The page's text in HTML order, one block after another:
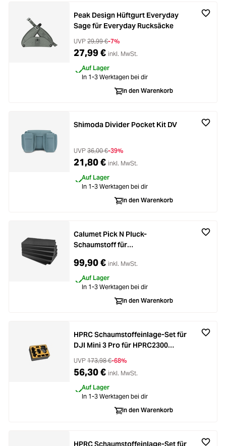
Peak Design Hüftgurt Everyday
Sage für Everyday Rucksäcke
UVP 29,99 €-7%
27,99 € inkl. MwSt.
Auf Lager
In 1-3 Werktagen bei dir
In den Warenkorb
Shimoda Divider Pocket Kit DV
UVP 36,00 €-39%
21,80 € inkl. MwSt.
Auf Lager
In 1-3 Werktagen bei dir
In den Warenkorb
Calumet Pick N Pluck-
Schaumstoff für
99,90 € inkl. MwSt.
Auf Lager
In 1-3 Werktagen bei dir
In den Warenkorb
HPRC Schaumstoffeinlage-Set für
DJI Mini 3 Pro für HPRC2300
UVP 173,98 €-68%
56,30 € inkl. MwSt.
Auf Lager
In 1-3 Werktagen bei dir
In den Warenkorb
HPRC Schaumstoffeinlage-Set für